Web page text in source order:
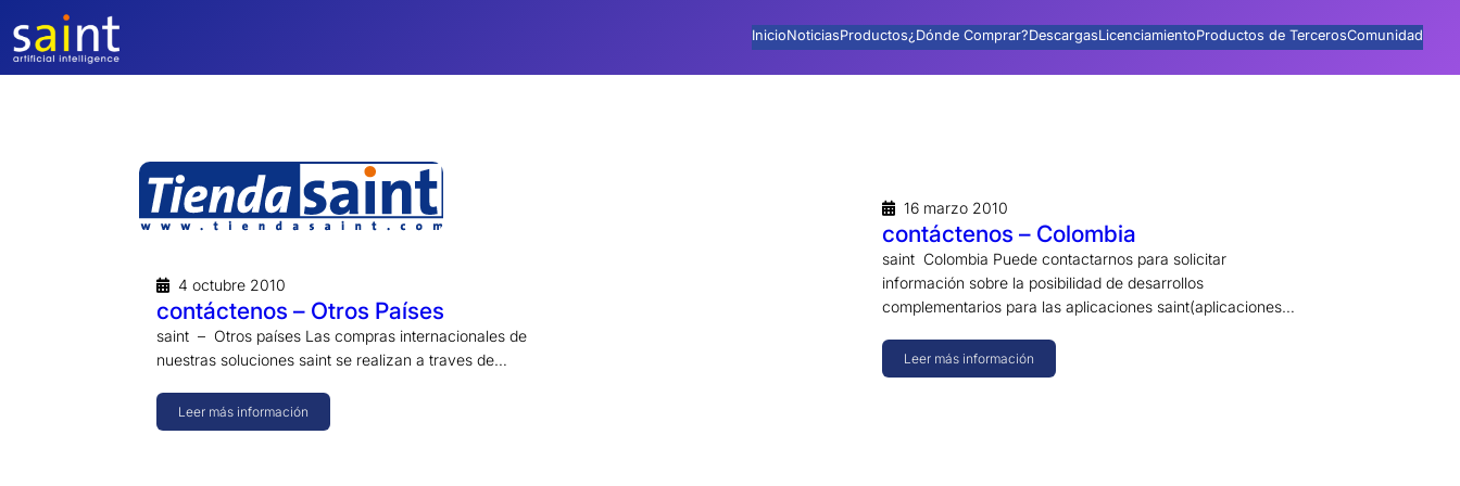
contenido
InicioNoticiasProductos¿Dónde Comprar?DescargasLicenciamientoProductos de TercerosComunidad
4 octubre 2010
contáctenos – Otros Países
saint – Otros países Las compras internacionales de
nuestras soluciones saint se realizan a traves de…
Leer más información
16 marzo 2010
contáctenos – Colombia
saint Colombia Puede contactarnos para solicitar
información sobre la posibilidad de desarrollos
complementarios para las aplicaciones saint(aplicaciones…
Leer más información